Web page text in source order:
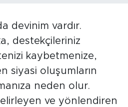
devinim vardır.
destekçileriniz
kaybetmenize,
siyasi oluşumların
neden olur.
ve yönlendiren